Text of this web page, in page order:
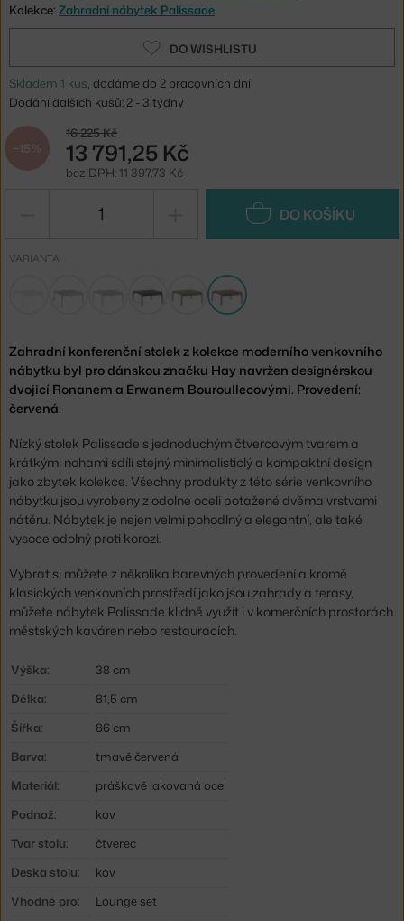
Kolekce: Zahradní nábytek Palissade
DO WISHLISTU
Skladem 1 kus, dodáme do 2 pracovních dní
Dodání dalších kusů: 2 - 3 týdny
−15 %
16 225 Kč
13 791,25 Kč
bez DPH: 11 397,73 Kč
DO KOŠÍKU
VARIANTA
Zahradní konferenční stolek z kolekce moderního venkovního
nábytku byl pro dánskou značku Hay navržen designérskou
dvojicí Ronanem a Erwanem Bouroullecovými. Provedení:
červená.
Nízký stolek Palissade s jednoduchým čtvercovým tvarem a
krátkými nohami sdílí stejný minimalisticlý a kompaktní design
jako zbytek kolekce. Všechny produkty z této série venkovního
nábytku jsou vyrobeny z odolné oceli potažené dvěma vrstvami
nátěru. Nábytek je nejen velmi pohodlný a elegantní, ale také
vysoce odolný proti korozi.
Vybrat si můžete z několika barevných provedení a kromě
klasických venkovních prostředí jako jsou zahrady a terasy,
můžete nábytek Palissade klidně využít i v komerčních prostorách
městských kaváren nebo restauracích.
Výška:
38 cm
Délka:
81,5 cm
Šířka:
86 cm
Barva:
tmavě červená
Materiál:
práškově lakovaná ocel
Podnož:
kov
Tvar stolu:
čtverec
Deska stolu:
kov
Vhodné pro:
Lounge set